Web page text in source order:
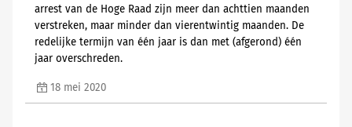
arrest van de Hoge Raad zijn meer dan achttien maanden
verstreken, maar minder dan vierentwintig maanden. De
redelijke termijn van één jaar is dan met (afgerond) één
jaar overschreden.
18 mei 2020